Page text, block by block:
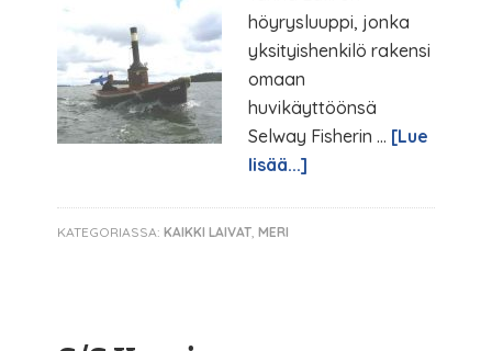
höyrysluuppi, jonka
yksityishenkilö rakensi
omaan
huvikäyttöönsä
Selway Fisherin … [Lue
lisää...]
KATEGORIASSA:KAIKKI LAIVAT,MERI